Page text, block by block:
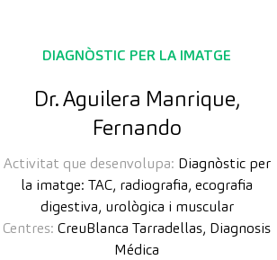
DIAGNÒSTIC PER LA IMATGE
Dr. Aguilera Manrique,
Fernando
Activitat que desenvolupa: Diagnòstic per
la imatge: TAC, radiografia, ecografia
digestiva, urològica i muscular
Centres: CreuBlanca Tarradellas, Diagnosis
Médica